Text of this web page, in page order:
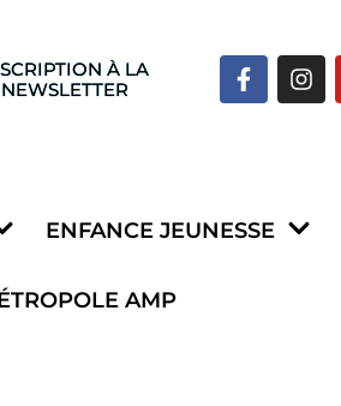
À LA
NEWSLETTER
ENFANCE JEUNESSE
AMP